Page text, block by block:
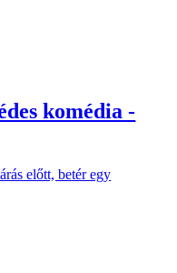
komédia -
előtt, betér egy